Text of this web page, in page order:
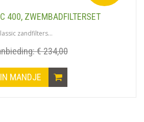
400, ZWEMBADFILTERSET
zandfilters...
€ 234,00
IN MANDJE